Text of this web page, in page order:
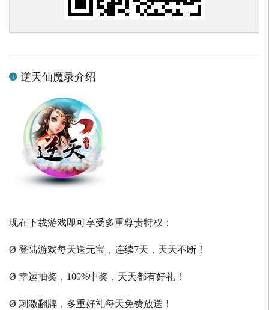
逆天仙魔录介绍
现在下载游戏即可享受多重尊贵特权：
Ø 登陆游戏每天送元宝，连续7天，天天不断！
Ø 幸运抽奖，100%中奖，天天都有好礼！
Ø 刺激翻牌，多重好礼每天免费放送！